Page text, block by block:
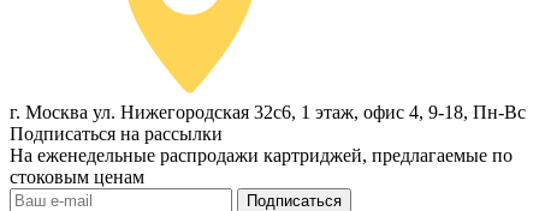
г. Москва ул. Нижегородская 32с6, 1 этаж, офис 4, 9-18, Пн-Вс
Подписаться на рассылки
На еженедельные распродажи картриджей, предлагаемые по
стоковым ценам
Подписаться